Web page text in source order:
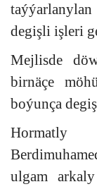
degişli işleri
Mejlisde
birnäçe
boýunça
ulgam